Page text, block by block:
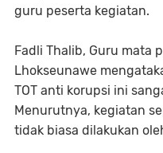
guru peserta kegiatan.
Fadli Thalib, Guru mata
Lhokseunawe
TOT anti korupsi ini
Menurutnya, kegiatan
tidak biasa dilakukan